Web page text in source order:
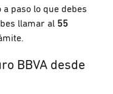
paso lo que debes
llamar al 55
BBVA desde